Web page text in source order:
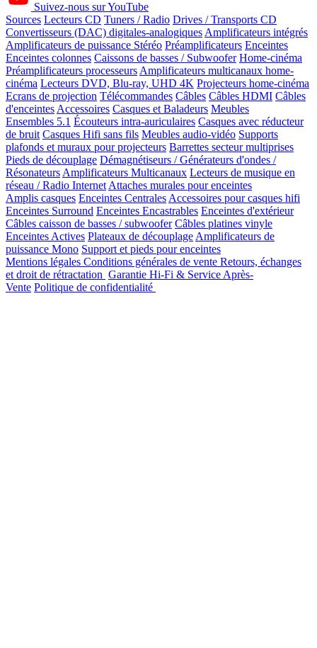
Suivez-nous sur YouTube
Sources Lecteurs CD Tuners / Radio Drives / Transports CD
Convertisseurs (DAC) digitales-analogiques Amplificateurs intégrés
Amplificateurs de puissance Stéréo Préamplificateurs Enceintes
Enceintes colonnes Caissons de basses / Subwoofer Home-cinéma
Préamplificateurs processeurs Amplificateurs multicanaux home-
cinéma Lecteurs DVD, Blu-ray, UHD 4K Projecteurs home-cinéma
Ecrans de projection Télécommandes Câbles Câbles HDMI Câbles
d'enceintes Accessoires Casques et Baladeurs Meubles
Ensembles 5.1 Écouteurs intra-auriculaires Casques avec réducteur
de bruit Casques Hifi sans fils Meubles audio-vidéo Supports
plafonds et muraux pour projecteurs Barrettes secteur multiprises
Pieds de découplage Démagnétiseurs / Générateurs d'ondes /
Résonateurs Amplificateurs Multicanaux Lecteurs de musique en
réseau / Radio Internet Attaches murales pour enceintes
Amplis casques Enceintes Centrales Accessoires pour casques hifi
Enceintes Surround Enceintes Encastrables Enceintes d'extérieur
Câbles caisson de basses / subwoofer Câbles platines vinyle
Enceintes Actives Plateaux de découplage Amplificateurs de
puissance Mono Support et pieds pour enceintes
Mentions légales Conditions générales de vente Retours, échanges
et droit de rétractation Garantie Hi-Fi & Service Après-
Vente Politique de confidentialité